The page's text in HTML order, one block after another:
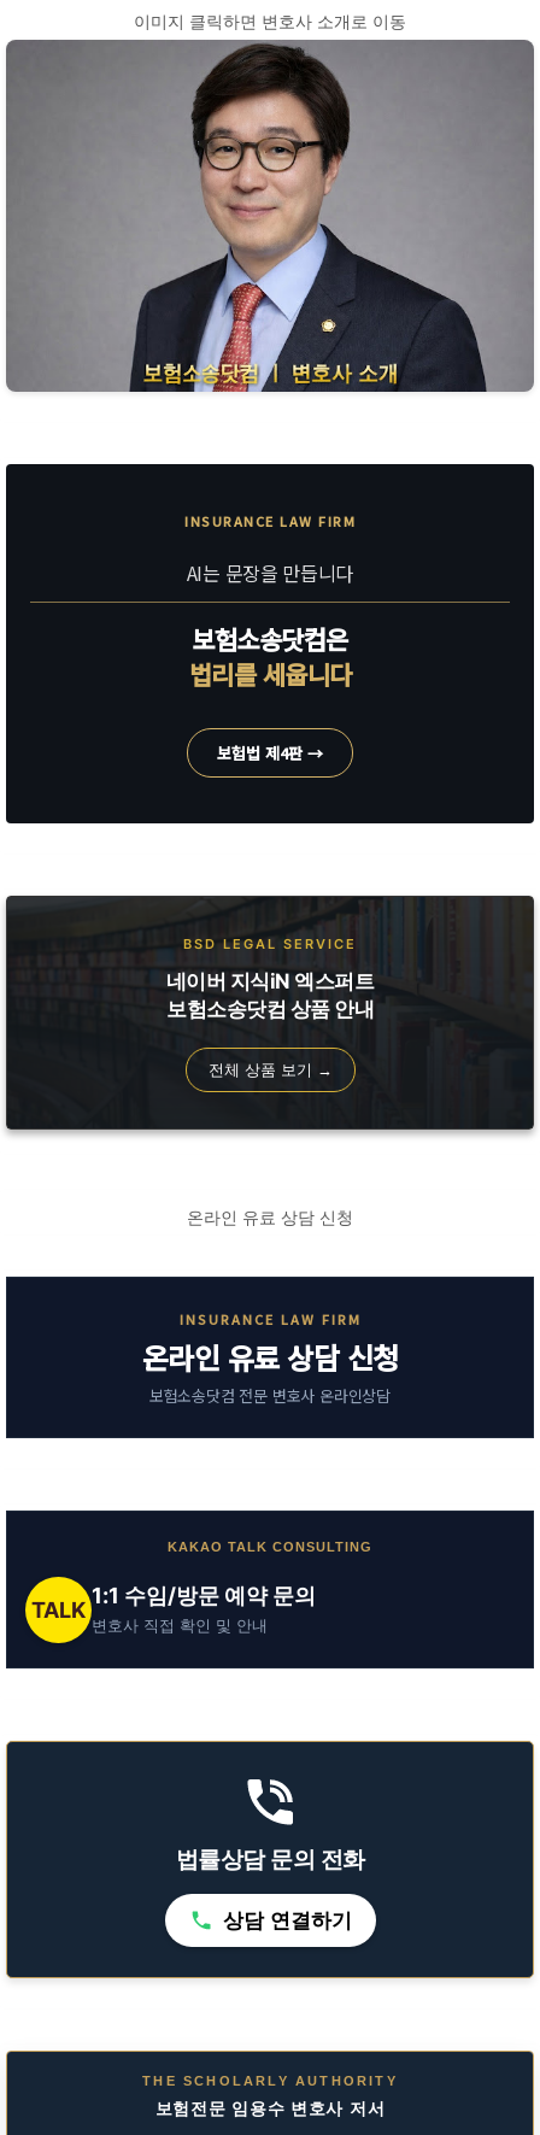
이미지 클릭하면 변호사 소개로 이동
INSURANCE LAW FIRM
AI는 문장을 만듭니다
보험소송닷컴은
법리를 세웁니다
보험법 제4판 →
BSD LEGAL SERVICE
네이버 지식iN 엑스퍼트
보험소송닷컴 상품 안내
전체 상품 보기 →
온라인 유료 상담 신청
INSURANCE LAW FIRM
온라인 유료 상담 신청
보험소송닷컴 전문 변호사 온라인상담
KAKAO TALK CONSULTING
TALK
1:1 수임/방문 예약 문의
변호사 직접 확인 및 안내
법률상담 문의 전화
상담 연결하기
THE SCHOLARLY AUTHORITY
보험전문 임용수 변호사 저서